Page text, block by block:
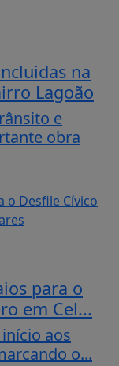
na
Lagoão
e
obra
para o
em Cel...
aos
o...